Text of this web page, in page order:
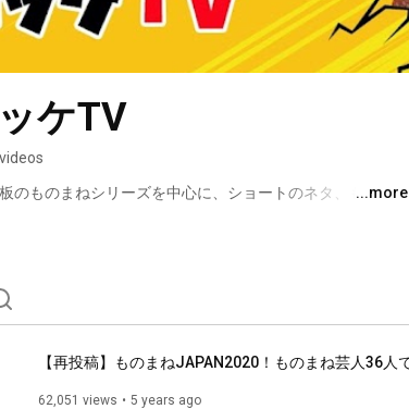
ケTV
のものまねシリーズを中心に、ショートのネタ、ものま
＆ナイトルーティーン等を皆さんにお届けします！
...more
62,051 views 5 years ago